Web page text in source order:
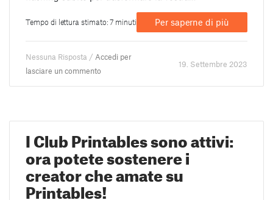
Tempo di lettura stimato: 7 minuti Per saperne di più
Nessuna Risposta /Accedi per
lasciare un commento
19. Settembre 2023
I Club Printables sono attivi:
ora potete sostenere i
creator che amate su
Printables!